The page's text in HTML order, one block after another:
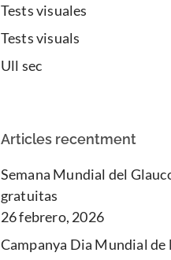
Tests visuales
Tests visuals
Ull sec
Articles recentment
Semana Mundial del
gratuitas
26 febrero, 2026
Campanya Dia Mundial de